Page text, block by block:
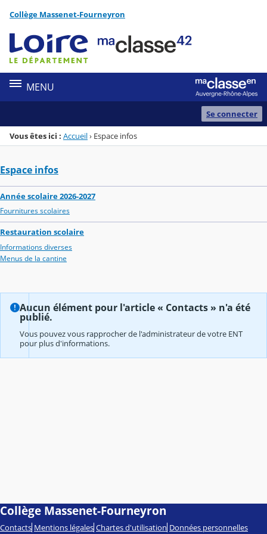
Menu de la rubrique
Contenu
Collège Massenet-Fourneyron
MENU
Se connecter
Vous êtes ici : Accueil› Espace infos
Espace infos
Année scolaire 2026-2027
Fournitures scolaires
Restauration scolaire
Informations diverses
Menus de la cantine
Aucun élément pour l'article « Contacts » n'a été
publié.
Vous pouvez vous rapprocher de l'administrateur de votre ENT
pour plus d'informations.
Collège Massenet-Fourneyron
Contacts Mentions légales Chartes d'utilisation Données personnelles